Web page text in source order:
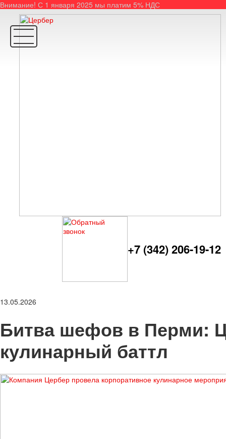
Внимание! С 1 января 2025 мы платим 5% НДС
+7 (342) 206-19-12
13.05.2026
Битва шефов в Перми:
кулинарный баттл